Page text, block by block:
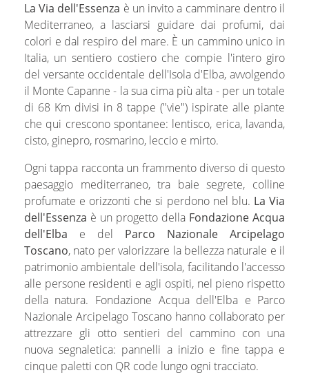
La Via dell'Essenza è un invito a camminare dentro il
Mediterraneo, a lasciarsi guidare dai profumi, dai
colori e dal respiro del mare. È un cammino unico in
Italia, un sentiero costiero che compie l'intero giro
del versante occidentale dell'Isola d'Elba, avvolgendo
il Monte Capanne - la sua cima più alta - per un totale
di 68 Km divisi in 8 tappe ("vie") ispirate alle piante
che qui crescono spontanee: lentisco, erica, lavanda,
cisto, ginepro, rosmarino, leccio e mirto.
Ogni tappa racconta un frammento diverso di questo
paesaggio mediterraneo, tra baie segrete, colline
profumate e orizzonti che si perdono nel blu. La Via
dell'Essenza è un progetto della Fondazione Acqua
dell'Elba e del Parco Nazionale Arcipelago
Toscano, nato per valorizzare la bellezza naturale e il
patrimonio ambientale dell'isola, facilitando l'accesso
alle persone residenti e agli ospiti, nel pieno rispetto
della natura. Fondazione Acqua dell'Elba e Parco
Nazionale Arcipelago Toscano hanno collaborato per
attrezzare gli otto sentieri del cammino con una
nuova segnaletica: pannelli a inizio e fine tappa e
cinque paletti con QR code lungo ogni tracciato.